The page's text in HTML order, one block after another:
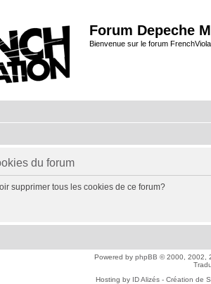
Forum Depeche
Bienvenue sur le forum
du forum
supprimer tous les cookies de ce forum?
Powered by phpBB © 2000, 2002,
Hosting by ID Alizés - Création de